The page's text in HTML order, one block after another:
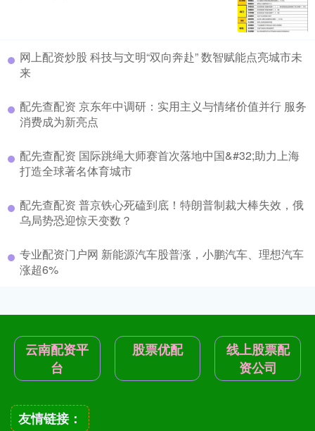
网上配资炒股 科技与文明“双向奔赴” 数智赋能点亮城市未
来
配先查配资 京东年中调研：实用主义与情绪价值并行 服务
消费成为新亮点
配先查配资 国际跳绳大师赛首次落地中国&#32;助力上海
打造全球著名体育城市
配先查配资 普京铁心死磕到底！特朗普制裁大棒失效，俄
乌局势恐迎惊天变数？
专业配资门户网 新能源汽车股普涨，小鹏汽车、理想汽车
涨超6%
云南配资平
台
股票优配
线上股票配
资公司
友情链接：